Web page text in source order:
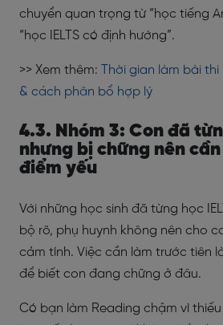
chuyển quan trọng từ “học tiếng
“học IELTS có định hướng”.
>> Xem thêm:
Thời gian làm bài
& cách phân bổ hợp lý
4.3. Nhóm 3: Con đã
nhưng bị chững nên
điểm yếu
Với những học sinh đã từng học
bộ rõ, phụ huynh không nên cho
cảm tính. Việc cần làm trước tiên
để biết con đang chững ở đâu.
Có bạn làm Reading chậm vì